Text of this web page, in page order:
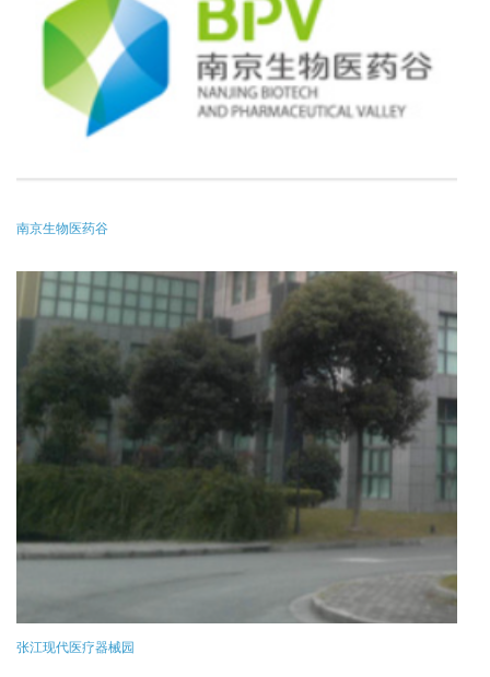
南京生物医药谷
张江现代医疗器械园